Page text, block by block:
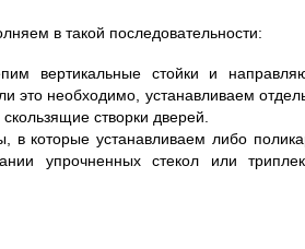
в такой последовательности:
вертикальные стойки и
это необходимо, устанавливаем
скользящие створки дверей.
в которые устанавливаем либо
упрочненных стекол или